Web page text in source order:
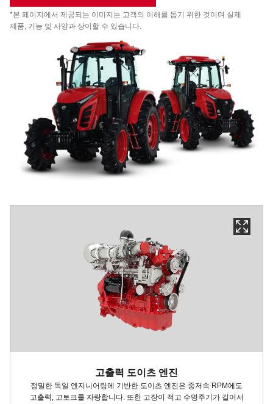
*본 페이지에서 제공되는 이미지는 고객의 이해를 돕기 위한 것이며 실제
제품, 기능 및 사양과 상이할 수 있습니다.
고출력 도이츠 엔진
정밀한 독일 엔지니어링에 기반한 도이츠 엔진은 중저속 RPM에도
고출력, 고토크를 자랑합니다. 또한 고장이 적고 수명주기가 길어서